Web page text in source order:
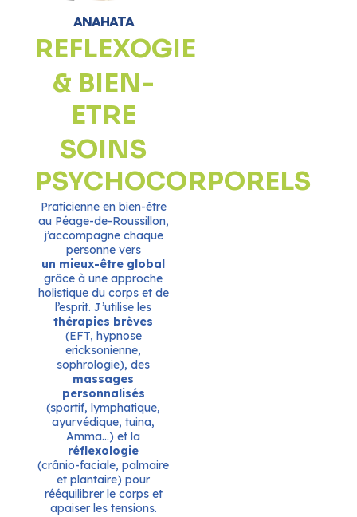
ANAHATA
REFLEXOGIE
& BIEN-
ETRE
SOINS
PSYCHOCORPORELS
Praticienne en bien-être
au Péage-de-Roussillon,
j’accompagne chaque
personne vers
un mieux-être global
grâce à une approche
holistique du corps et de
l’esprit. J’utilise les
thérapies brèves
(EFT, hypnose
ericksonienne,
sophrologie), des
massages
personnalisés
(sportif, lymphatique,
ayurvédique, tuina,
Amma…) et la
réflexologie
(crânio-faciale, palmaire
et plantaire) pour
rééquilibrer le corps et
apaiser les tensions.